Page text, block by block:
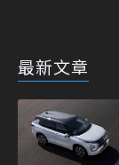
最新文章